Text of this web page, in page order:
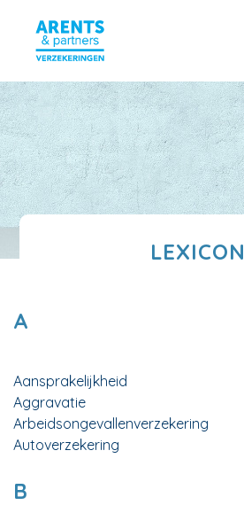
LEXICON
A
Aansprakelijkheid
Aggravatie
Arbeidsongevallenverzekering
Autoverzekering
B